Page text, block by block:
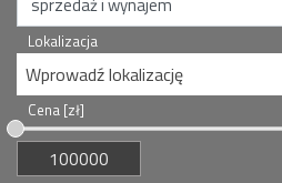
Lokalizacja
Wprowadź lokalizację
Cena [zł]